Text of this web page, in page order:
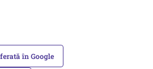
în Google